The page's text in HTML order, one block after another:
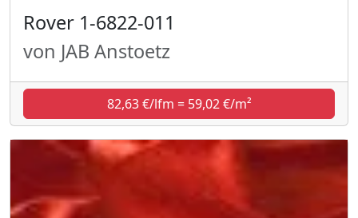
Rover 1-6822-011
von JAB Anstoetz
82,63 €/lfm = 59,02 €/m²